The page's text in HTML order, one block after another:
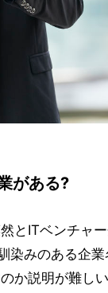
がある?
とITベンチャ
みのある企
か説明が難し